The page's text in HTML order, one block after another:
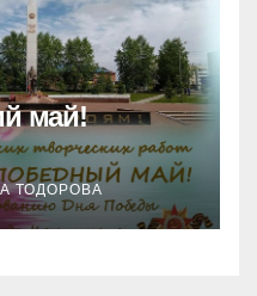
май!
ТОДОРОВА